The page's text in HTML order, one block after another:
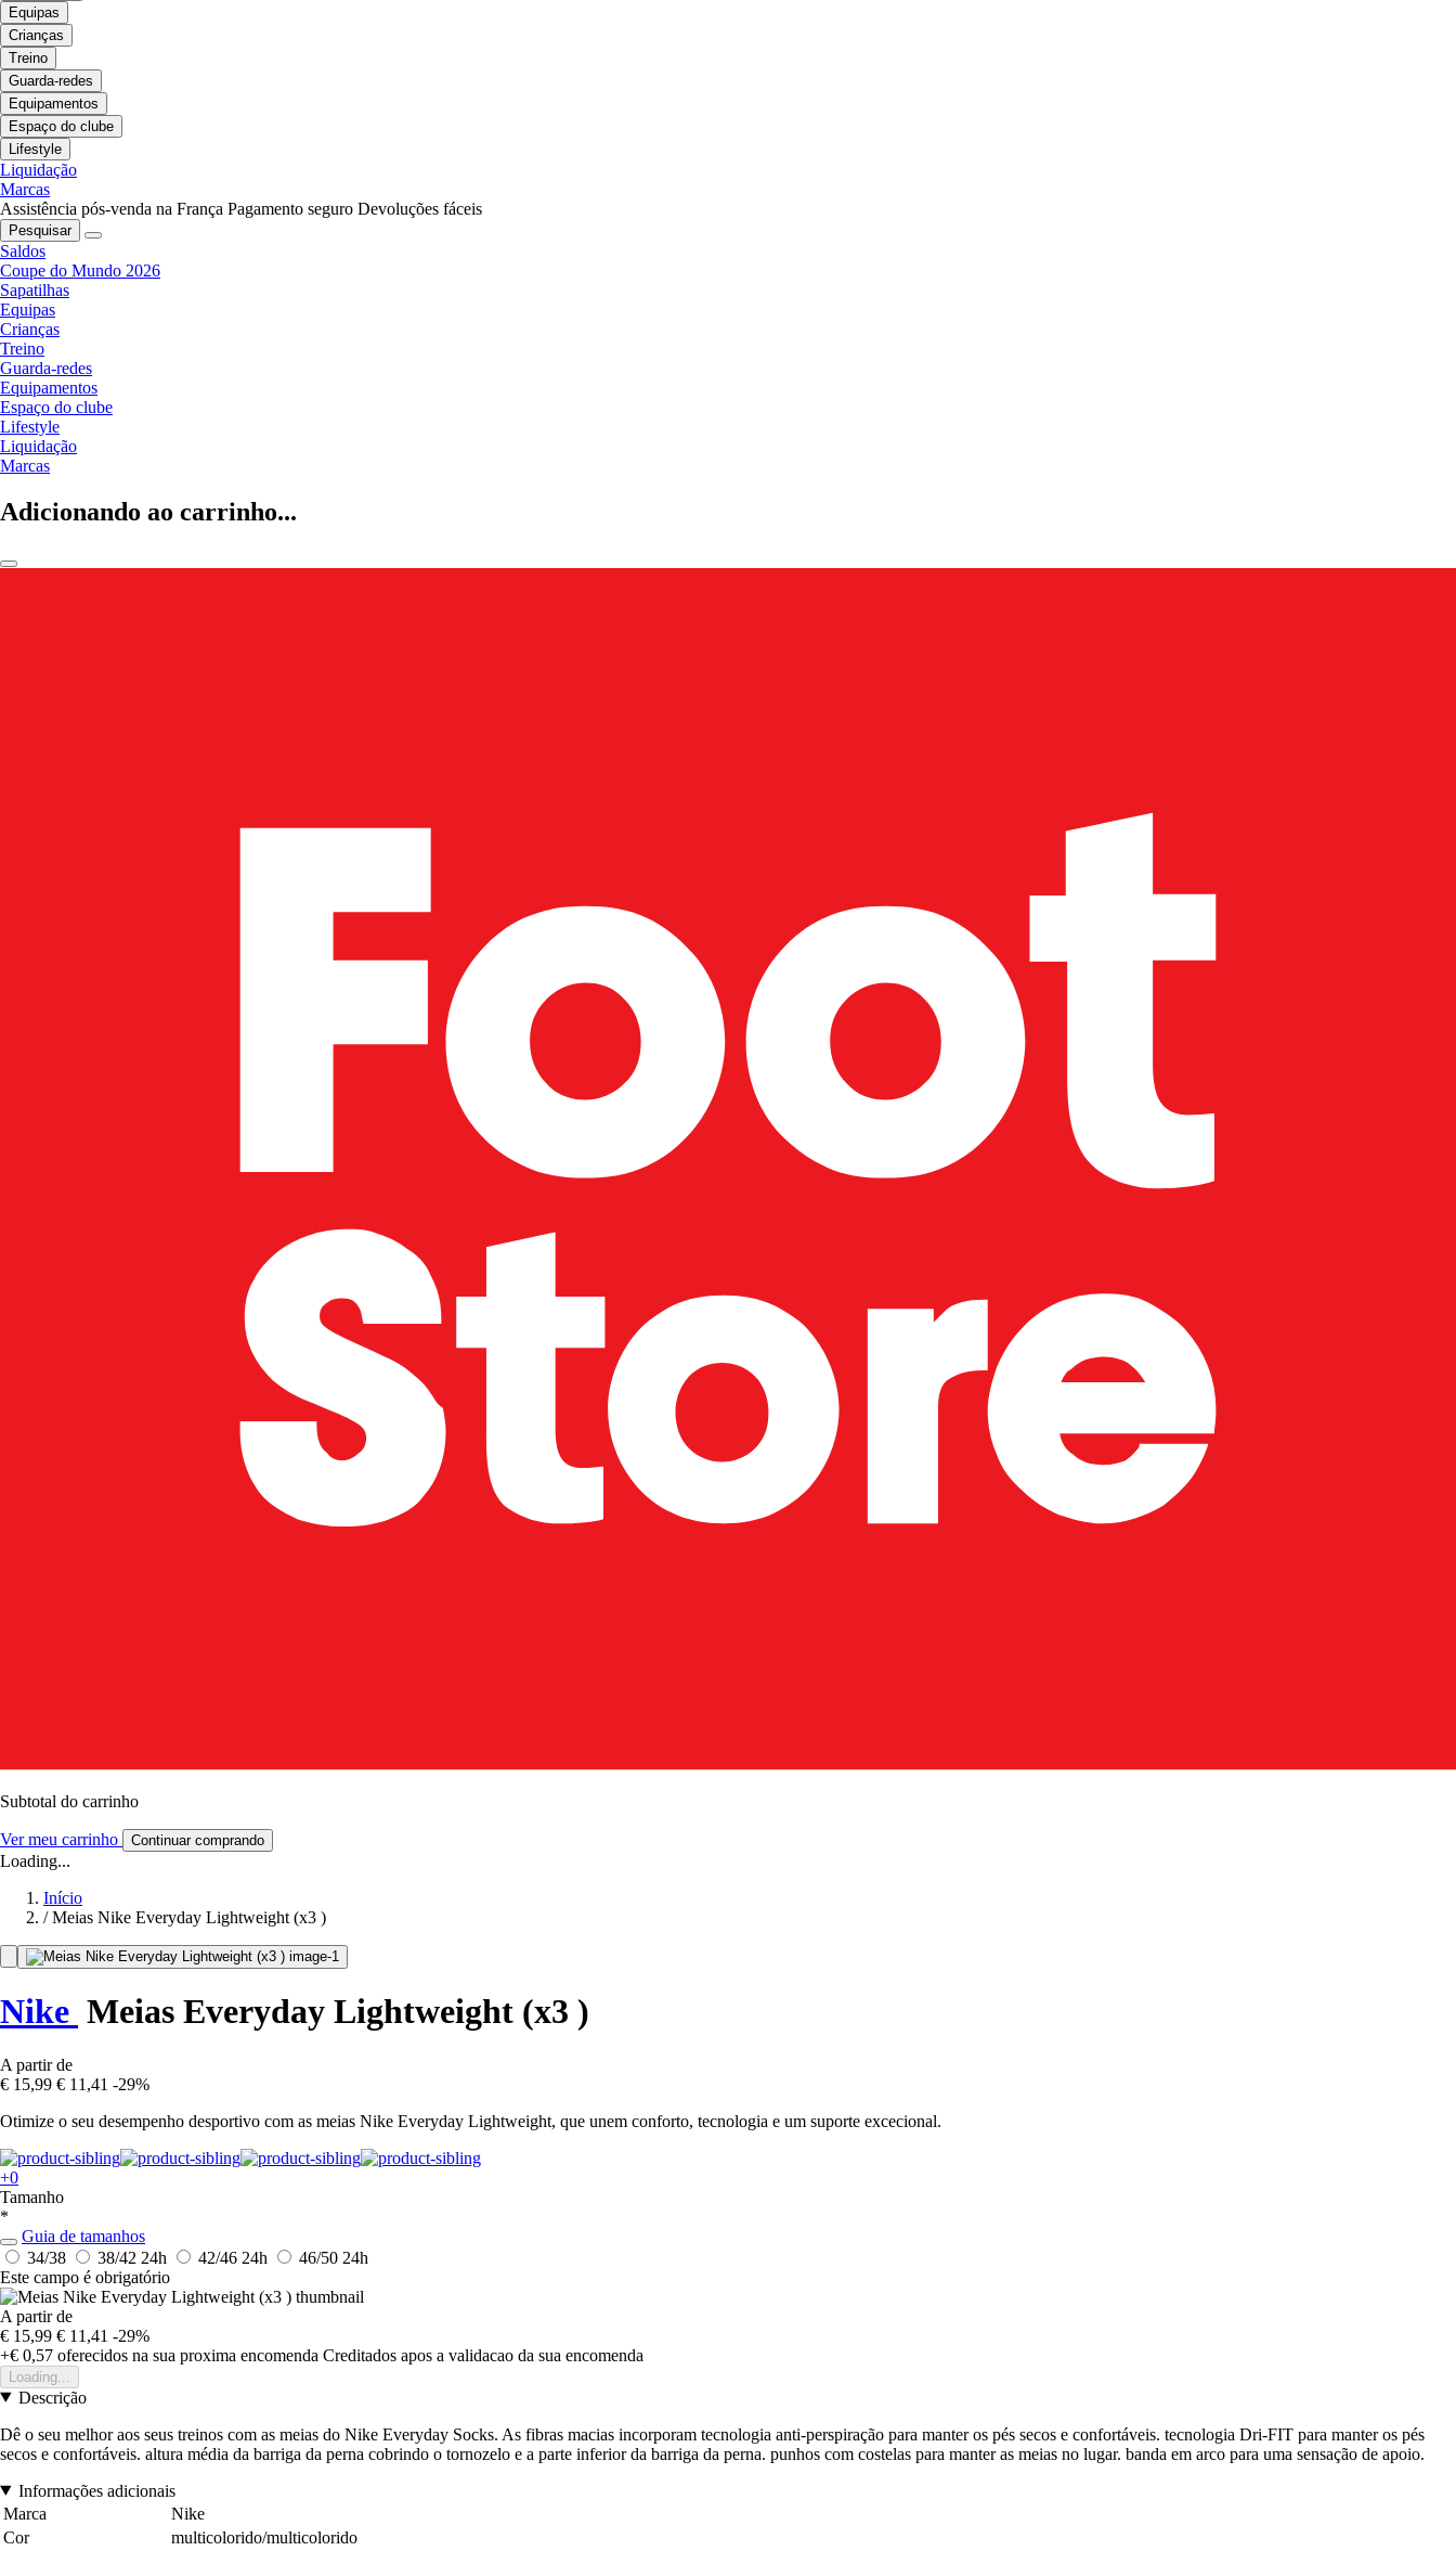
Equipas
Crianças
Treino
Guarda-redes
Equipamentos
Espaço do clube
Lifestyle
Liquidação
Marcas
Assistência pós-venda na França Pagamento seguro Devoluções fáceis
Pesquisar
Saldos
Coupe do Mundo 2026
Sapatilhas
Equipas
Crianças
Treino
Guarda-redes
Equipamentos
Espaço do clube
Lifestyle
Liquidação
Marcas
Adicionando ao carrinho...
Subtotal do carrinho
Ver meu carrinho Continuar comprando
Loading...
Início
/ Meias Nike Everyday Lightweight (x3 )
Nike Meias Everyday Lightweight (x3 )
A partir de
€ 15,99 € 11,41 -29%
Otimize o seu desempenho desportivo com as meias Nike Everyday Lightweight, que unem conforto, tecnologia e um suporte excecional.
+0
Tamanho
*
Guia de tamanhos
34/38
38/42 24h 42/46 24h 46/50 24h
Este campo é obrigatório
A partir de
€ 15,99 € 11,41 -29%
+€ 0,57 oferecidos na sua proxima encomenda Creditados apos a validacao da sua encomenda
Loading...
Descrição
Dê o seu melhor aos seus treinos com as meias do Nike Everyday Socks. As fibras macias incorporam tecnologia anti-perspiração para manter os pés secos e confortáveis. tecnologia Dri-FIT para manter os pés
secos e confortáveis. altura média da barriga da perna cobrindo o tornozelo e a parte inferior da barriga da perna. punhos com costelas para manter as meias no lugar. banda em arco para uma sensação de apoio.
Informações adicionais
Marca
Nike
Cor
multicolorido/multicolorido